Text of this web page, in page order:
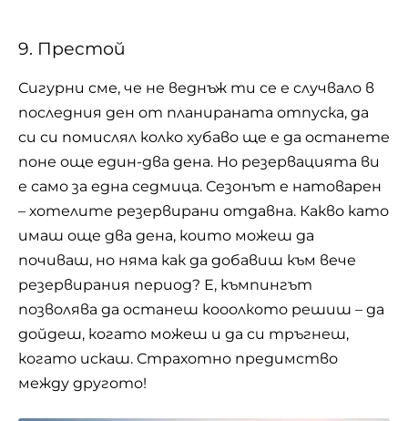
9. Престой
Сигурни сме, че не веднъж ти се е случвало в
последния ден от планираната отпуска, да
си си помислял колко хубаво ще е да останете
поне още един-два дена. Но резервацията ви
е само за една седмица. Сезонът е натоварен
– хотелите резервирани отдавна. Какво като
имаш още два дена, които можеш да
почиваш, но няма как да добавиш към вече
резервирания период? Е, къмпингът
позволява да останеш кооолкото решиш – да
дойдеш, когато можеш и да си тръгнеш,
когато искаш. Страхотно предимство
между другото!